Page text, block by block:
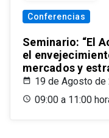
Conferencias
Seminario: “El
el
mercados y
19 de Agosto de
09:00 a 11:00